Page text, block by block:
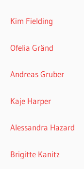
Kim Fielding
Ofelia Gränd
Andreas Gruber
Kaje Harper
Alessandra Hazard
Brigitte Kanitz